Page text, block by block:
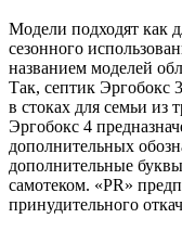
Модели подходят как
сезонного
названием моделей
Так, септик Эргобокс
в стоках для семьи из
Эргобокс 4
дополнительных
дополнительные
самотеком. «PR»
принудительного